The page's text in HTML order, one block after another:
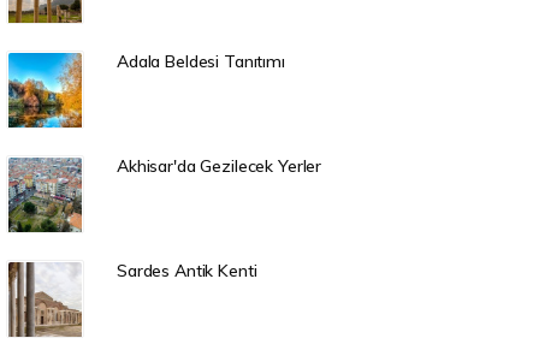
Adala Beldesi Tanıtımı
Akhisar'da Gezilecek Yerler
Sardes Antik Kenti